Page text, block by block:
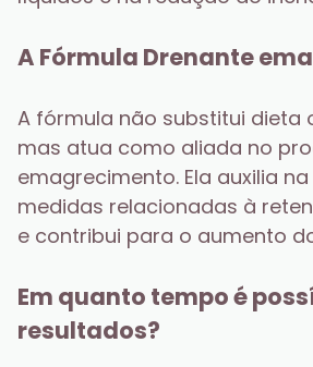
A Fórmula Drenante
A fórmula não substitui dieta
mas atua como aliada no
emagrecimento. Ela auxilia
medidas relacionadas à
e contribui para o aumento
Em quanto tempo é
resultados?